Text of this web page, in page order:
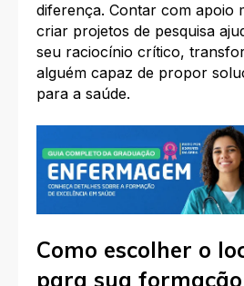
diferença. Contar com apoio
criar projetos de pesquisa
seu raciocínio crítico,
alguém capaz de propor
para a saúde.
Como escolher o
para sua formação